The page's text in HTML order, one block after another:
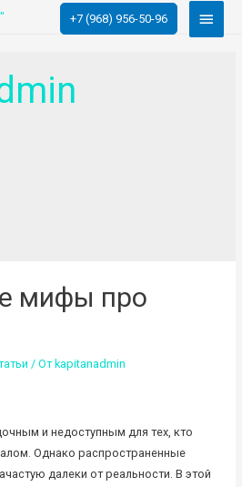
+7 (968) 956-50-96
мифы про
/ От kapitanadmin
и недоступным для тех, кто
Однако распространенные
далеки от реальности. В этой